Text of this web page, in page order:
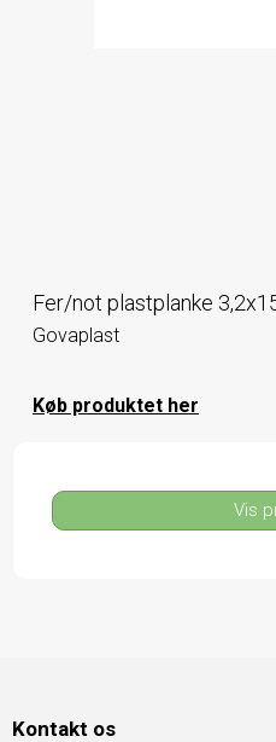
Fer/not plastplanke
Govaplast
Køb produktet her
Vis
Kontakt os